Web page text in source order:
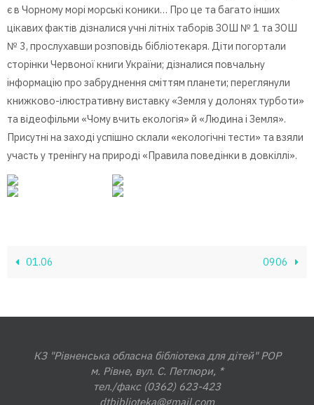
є в Чорному морі морські коники… Про це та багато інших
цікавих фактів дізналися учні літніх таборів ЗОШ № 1 та ЗОШ
№ 3, прослухавши розповідь бібліотекаря. Діти погортали
сторінки Червоної книги України; дізналися повчальну
інформацію про забруднення сміттям планети; переглянули
книжково-ілюстративну виставку «Земля у долонях турботи»
та відеофільми «Чому вчить екологія» й «Людина і Земля».
Присутні на заході успішно склали «екологічні тести» та взяли
участь у тренінгу на природі «Правила поведінки в довкіллі».
01.06 0906
КЗ "Рівненська обласна бібліотека для дітей" РОР
м. Рівне, вул. С. Петлюри, *
тел./факс (0362) 623-423
dtbiblioteka@gmail.com